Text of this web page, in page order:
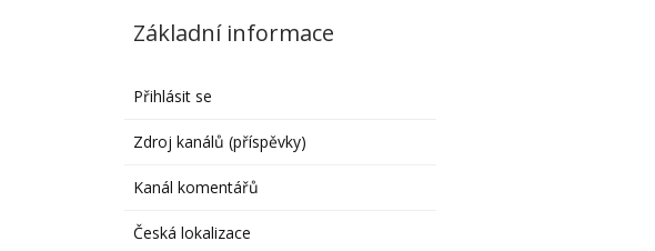
Základní informace
Přihlásit se
Zdroj kanálů (příspěvky)
Kanál komentářů
Česká lokalizace